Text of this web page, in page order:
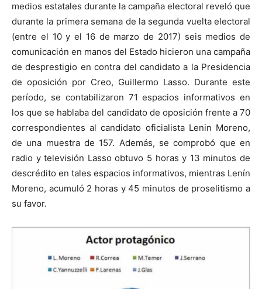
medios estatales durante la campaña electoral reveló que
durante la primera semana de la segunda vuelta electoral
(entre el 10 y el 16 de marzo de 2017) seis medios de
comunicación en manos del Estado hicieron una campaña
de desprestigio en contra del candidato a la Presidencia
de oposición por Creo, Guillermo Lasso. Durante este
período, se contabilizaron 71 espacios informativos en
los que se hablaba del candidato de oposición frente a 70
correspondientes al candidato oficialista Lenin Moreno,
de una muestra de 157. Además, se comprobó que en
radio y televisión Lasso obtuvo 5 horas y 13 minutos de
descrédito en tales espacios informativos, mientras Lenín
Moreno, acumuló 2 horas y 45 minutos de proselitismo a
su favor.